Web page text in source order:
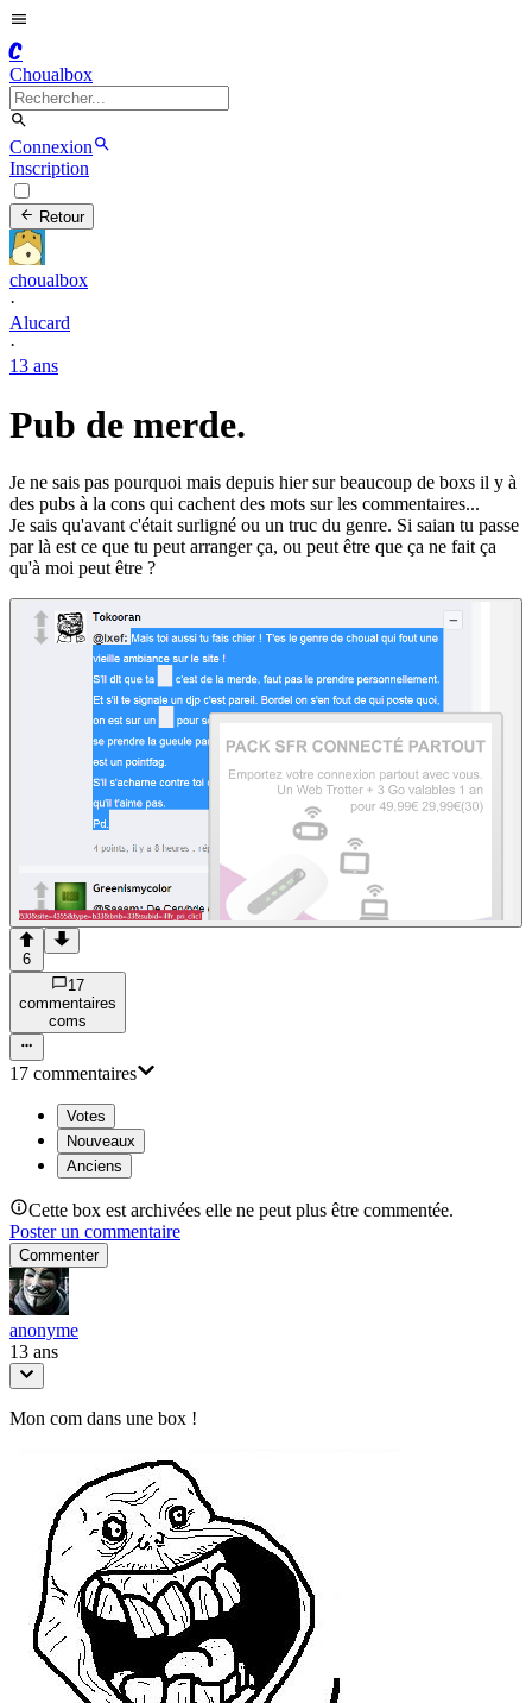
C
Choualbox
Connexion
Inscription
Retour
choualbox
·
Alucard
·
13 ans
Pub de merde.
Je ne sais pas pourquoi mais depuis hier sur beaucoup de boxs il y à
des pubs à la cons qui cachent des mots sur les commentaires...
Je sais qu'avant c'était surligné ou un truc du genre. Si saian tu passe
par là est ce que tu peut arranger ça, ou peut être que ça ne fait ça
qu'à moi peut être ?
6
17
commentaires
coms
17 commentaires
Votes
Nouveaux
Anciens
Cette box est archivées elle ne peut plus être commentée.
Poster un commentaire
Commenter
anonyme
13 ans
Mon com dans une box !